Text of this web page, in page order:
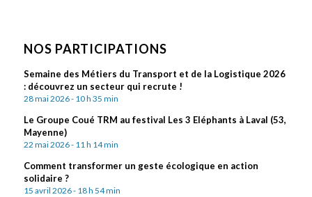
NOS PARTICIPATIONS
Semaine des Métiers du Transport et de la Logistique 2026
: découvrez un secteur qui recrute !
28 mai 2026 - 10 h 35 min
Le Groupe Coué TRM au festival Les 3 Eléphants à Laval (53,
Mayenne)
22 mai 2026 - 11 h 14 min
Comment transformer un geste écologique en action
solidaire ?
15 avril 2026 - 18 h 54 min